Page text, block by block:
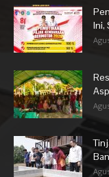
Ini,